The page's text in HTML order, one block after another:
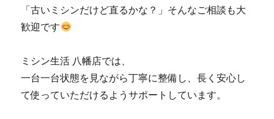
北
シ
ン
「古いミシンだけど直るかな？」そんなご相談も大
歓迎です
ミシン生活 八幡店では、
一台一台状態を見ながら丁寧に整備し、長く安心し
て使っていただけるようサポートしています。